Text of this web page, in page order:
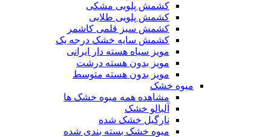
کشمش پلویی مشکی
کشمش پلویی طلایی
کشمش سبز قلمی کاشمر
کشمش سایه خشک درجه یک
مویز سیاه هسته دار ایرانی
مویز بدون هسته درشت
مویز بدون هسته متوسط
میوه خشک
مشاهده همه میوه خشک ها
آلبالو خشک
نارگیل خشک شده
میوه خشک بسته بندی شده